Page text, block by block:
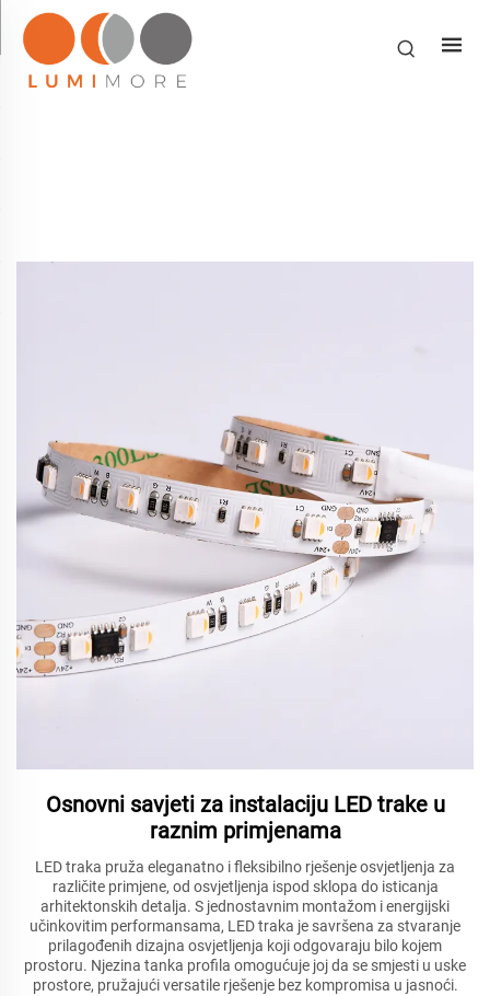
Osnovni savjeti za instalaciju LED trake u
raznim primjenama
LED traka pruža eleganatno i fleksibilno rješenje osvjetljenja za
različite primjene, od osvjetljenja ispod sklopa do isticanja
arhitektonskih detalja. S jednostavnim montažom i energijski
učinkovitim performansama, LED traka je savršena za stvaranje
prilagođenih dizajna osvjetljenja koji odgovaraju bilo kojem
prostoru. Njezina tanka profila omogućuje joj da se smjesti u uske
prostore, pružajući versatile rješenje bez kompromisa u jasnoći.